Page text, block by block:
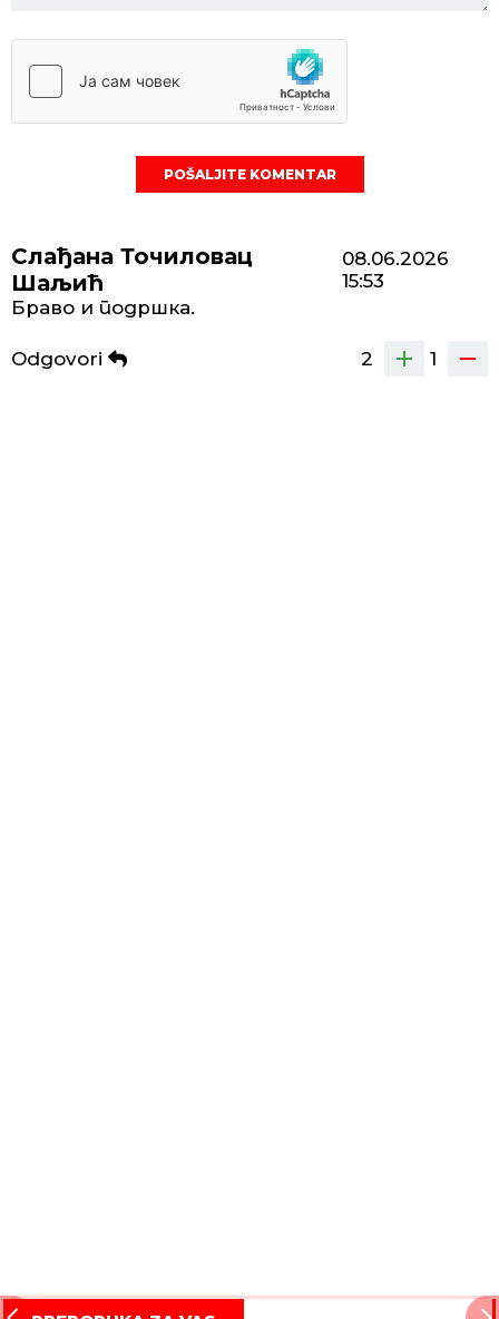
POŠALJITE KOMENTAR
Слађана Точиловац
Шаљић
08.06.2026
15:53
Браво и подршка.
Odgovori 2 1